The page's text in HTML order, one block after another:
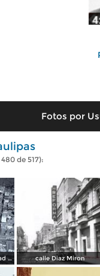
Fotos por
de 517):
Panoramica de la ciudad 1930 calle Diaz Miron